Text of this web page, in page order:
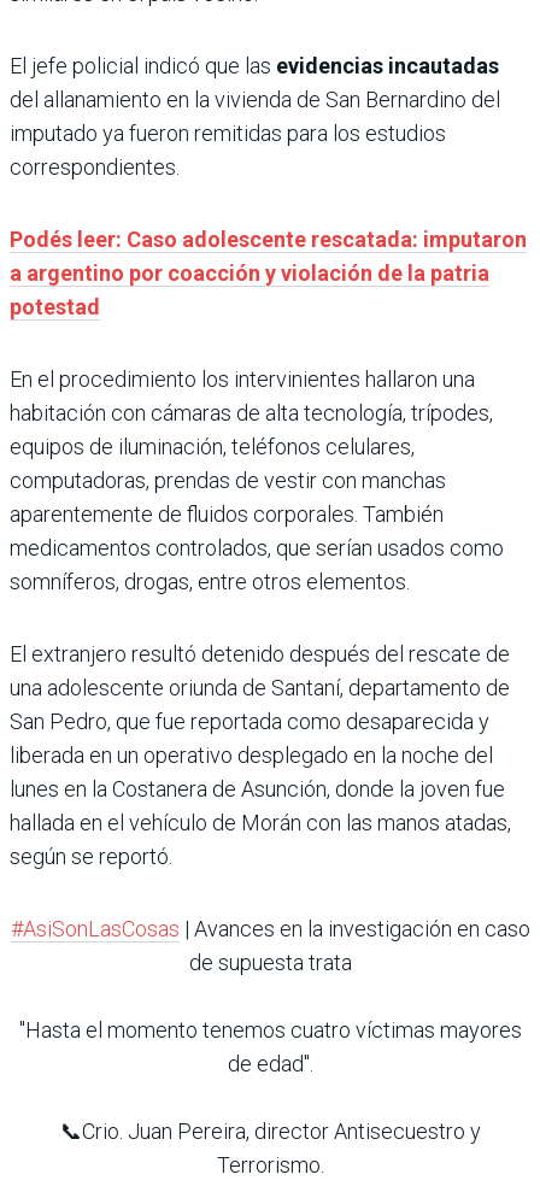
El jefe policial indicó que las evidencias incautadas
del allanamiento en la vivienda de San Bernardino del
imputado ya fueron remitidas para los estudios
correspondientes.
Podés leer: Caso adolescente rescatada: imputaron
a argentino por coacción y violación de la patria
potestad
En el procedimiento los intervinientes hallaron una
habitación con cámaras de alta tecnología, trípodes,
equipos de iluminación, teléfonos celulares,
computadoras, prendas de vestir con manchas
aparentemente de fluidos corporales. También
medicamentos controlados, que serían usados como
somníferos, drogas, entre otros elementos.
El extranjero resultó detenido después del rescate de
una adolescente oriunda de Santaní, departamento de
San Pedro, que fue reportada como desaparecida y
liberada en un operativo desplegado en la noche del
lunes en la Costanera de Asunción, donde la joven fue
hallada en el vehículo de Morán con las manos atadas,
según se reportó.
#AsiSonLasCosas | Avances en la investigación en caso
de supuesta trata
"Hasta el momento tenemos cuatro víctimas mayores
de edad".
📞Crio. Juan Pereira, director Antisecuestro y
Terrorismo.